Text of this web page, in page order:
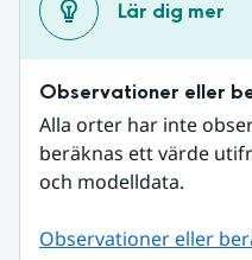
Lär dig mer
Observationer eller
Alla orter har inte
beräknas ett värde
och modelldata.
Observationer eller